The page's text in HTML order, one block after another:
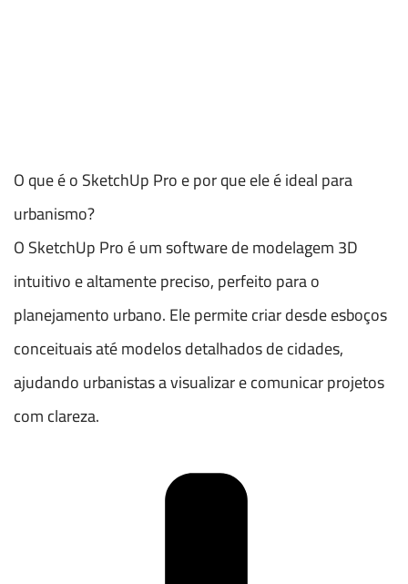
O que é o SketchUp Pro e por que ele é ideal para
urbanismo?
O SketchUp Pro é um software de modelagem 3D
intuitivo e altamente preciso, perfeito para o
planejamento urbano. Ele permite criar desde esboços
conceituais até modelos detalhados de cidades,
ajudando urbanistas a visualizar e comunicar projetos
com clareza.